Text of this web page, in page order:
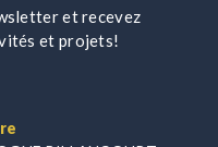
et recevez
et projets!